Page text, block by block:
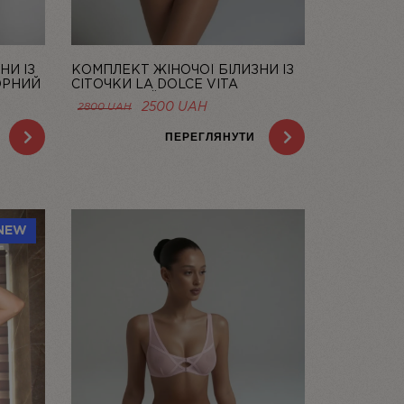
ІЗ
КОМПЛЕКТ ЖІНОЧОЇ БІЛИЗНИ ІЗ
СІТОЧКИ LA DOLCE VITA
ЛОСОСЕВИЙ | LINIYA
2800UAH
ОРИГІНАЛЬНА
2800 UAH.
2500 UAH
2500 UAH.
ПЕРЕГЛЯНУТИ